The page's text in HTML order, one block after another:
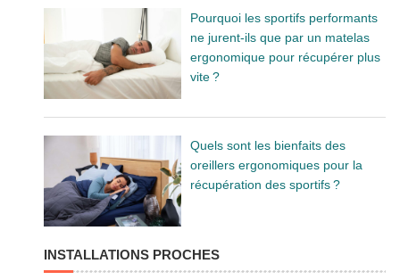
Pourquoi les sportifs performants
ne jurent-ils que par un matelas
ergonomique pour récupérer plus
vite ?
Quels sont les bienfaits des
oreillers ergonomiques pour la
récupération des sportifs ?
INSTALLATIONS PROCHES